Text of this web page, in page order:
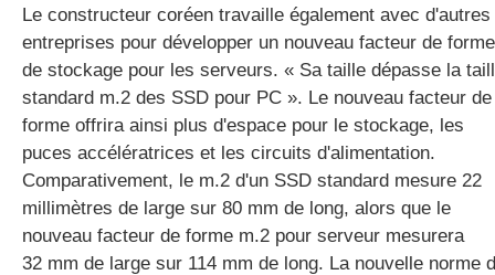
Le constructeur coréen travaille également avec d'autres
entreprises pour développer un nouveau facteur de forme
de stockage pour les serveurs. « Sa taille dépasse la
standard m.2 des SSD pour PC ». Le nouveau facteur de
forme offrira ainsi plus d'espace pour le stockage, les
puces accélératrices et les circuits d'alimentation.
Comparativement, le m.2 d'un SSD standard mesure 22
millimètres de large sur 80 mm de long, alors que le
nouveau facteur de forme m.2 pour serveur mesurera
32 mm de large sur 114 mm de long. La nouvelle norme